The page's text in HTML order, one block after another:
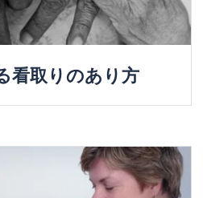
看取りのあり方